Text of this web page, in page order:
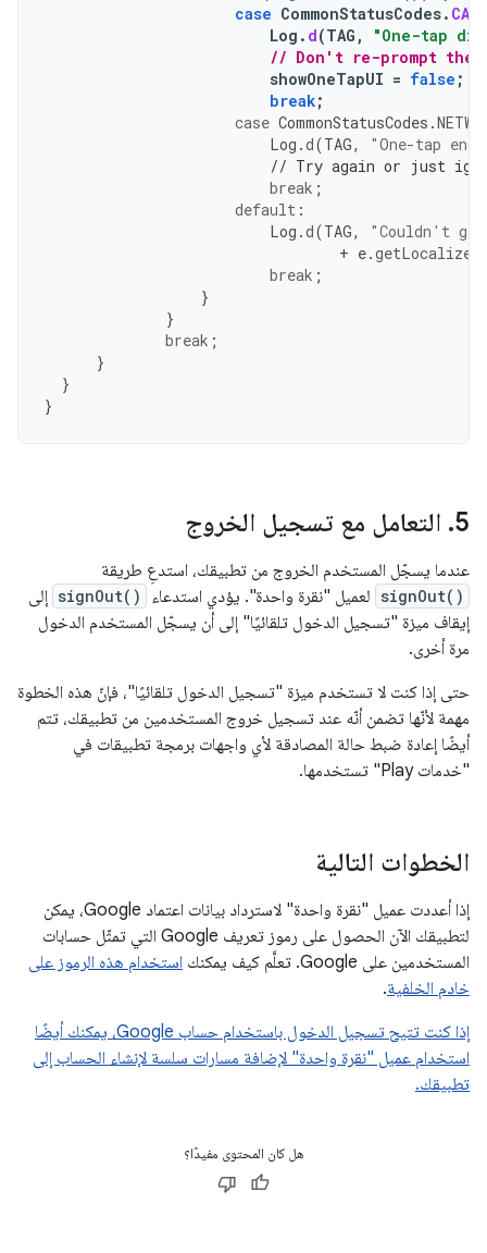
case CommonStatusCodes.
Log . d(TAG ,
"One-tap
// Don't re-prompt the
showOneTapUI = false ;
break;
case CommonStatusCodes .
Log .d(TAG,
"One-tap
// Try again or just
break ;
default :
Log .d(TAG,
"Couldn't
+ e.
break ;
}
}
break ;
}
}
}
‫5
. التعامل مع تسجيل الخروج
عندما يسجّل المستخدم الخروج من تطبيقك، استدعِ طريقة
signOut() لعميل "نقرة واحدة". يؤدي استدعاء signOut() إلى
إيقاف ميزة "تسجيل الدخول تلقائيًا" إلى أن يسجّل المستخدم الدخول
مرة أخرى.
حتى إذا كنت لا تستخدم ميزة "تسجيل الدخول تلقائيًا"، فإنّ هذه الخطوة
مهمة لأنّها تضمن أنّه عند تسجيل خروج المستخدمين من تطبيقك، تتم
أيضًا إعادة ضبط حالة المصادقة لأي واجهات برمجة تطبيقات في
"خدمات Play" تستخدمها.
الخطوات التالية
إذا أعددت عميل "نقرة واحدة" لاسترداد بيانات اعتماد Google، يمكن
لتطبيقك الآن الحصول على رموز تعريف Google التي تمثّل حسابات
المستخدمين على Google. تعلَّم كيف يمكنك
استخدام هذه الرموز على
خادم الخلفية.
إذا كنت تتيح تسجيل الدخول باستخدام حساب Google، يمكنك أيضًا
استخدام عميل "نقرة واحدة" لإضافة مسارات سلسة لإنشاء الحساب إلى
تطبيقك.
هل كان المحتوى مفيدًا؟